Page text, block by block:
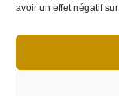
avoir un effet négatif
© Copyright 2026
conditions|Politique